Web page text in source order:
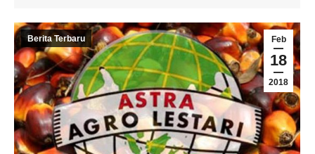
Feb
18
2018
Berita Terbaru